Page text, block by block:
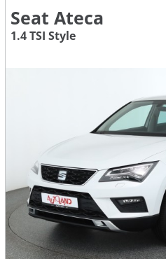
Seat Ateca
1.4 TSI Style